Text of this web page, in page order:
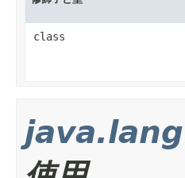
class